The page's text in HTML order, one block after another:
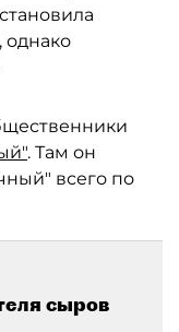
однако
. Там он
всего по
сыров